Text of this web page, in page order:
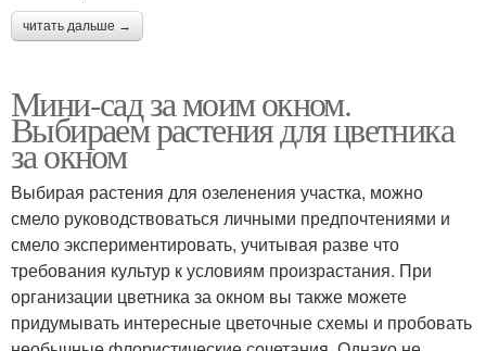
читать дальше →
Мини-сад за моим окном.
Выбираем растения для цветника
за окном
Выбирая растения для озеленения участка, можно
смело руководствоваться личными предпочтениями и
смело экспериментировать, учитывая разве что
требования культур к условиям произрастания. При
организации цветника за окном вы также можете
придумывать интересные цветочные схемы и пробовать